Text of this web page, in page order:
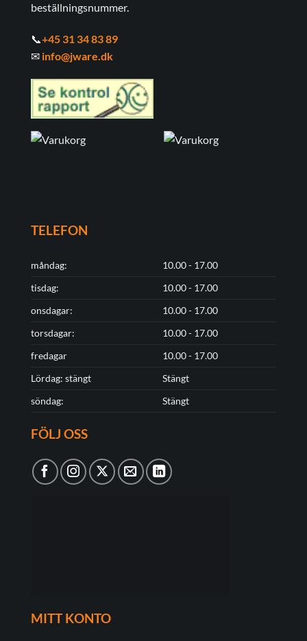
beställningsnummer.
📞+45 31 34 83 89
✉ info@jware.dk
TELEFON
måndag:
10.00 - 17.00
tisdag:
10.00 - 17.00
onsdagar:
10.00 - 17.00
torsdagar:
10.00 - 17.00
fredagar
10.00 - 17.00
Lördag: stängt
Stängt
söndag:
Stängt
FÖLJ OSS
MITT KONTO